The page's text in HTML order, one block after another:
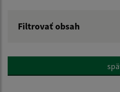
Filtrovať obsah
Popis: